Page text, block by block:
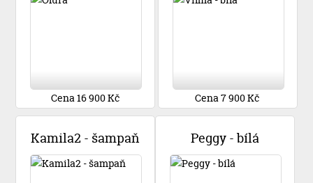
Cena 16 900 Kč Cena 7 900 Kč
Kamila2 - šampaň Peggy - bílá